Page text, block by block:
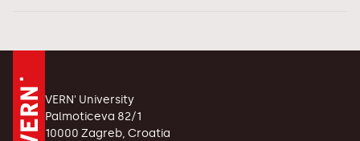
VERN' University
Palmoticeva 82/1
10000 Zagreb, Croatia